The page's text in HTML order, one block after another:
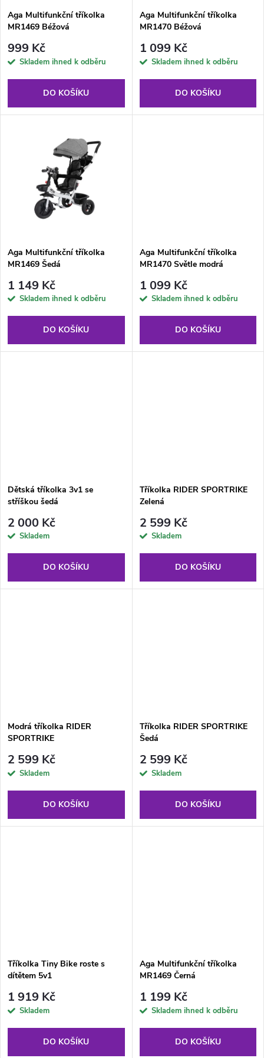
p
r
o
d
s
p
r
ů
Aga Multifunkční tříkolka
MR1469 Béžová
999 Kč
Skladem ihned k odběru
DO KOŠÍKU
Aga Multifunkční tříkolka
MR1470 Béžová
1 099 Kč
Skladem ihned k odběru
DO KOŠÍKU
Aga Multifunkční tříkolka
MR1469 Šedá
1 149 Kč
Skladem ihned k odběru
DO KOŠÍKU
Aga Multifunkční tříkolka
MR1470 Světle modrá
1 099 Kč
Skladem ihned k odběru
DO KOŠÍKU
Dětská tříkolka 3v1 se
stříškou šedá
2 000 Kč
Skladem
DO KOŠÍKU
Tříkolka RIDER SPORTRIKE
Zelená
2 599 Kč
Skladem
DO KOŠÍKU
Modrá tříkolka RIDER
SPORTRIKE
2 599 Kč
Skladem
DO KOŠÍKU
Tříkolka RIDER SPORTRIKE
Šedá
2 599 Kč
Skladem
DO KOŠÍKU
Tříkolka Tiny Bike roste s
dítětem 5v1
1 919 Kč
Skladem
DO KOŠÍKU
Aga Multifunkční tříkolka
MR1469 Černá
1 199 Kč
Skladem ihned k odběru
DO KOŠÍKU